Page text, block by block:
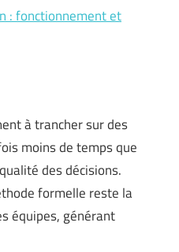
: fonctionnement et
à trancher sur des
moins de temps que
des décisions.
formelle reste la
équipes, générant